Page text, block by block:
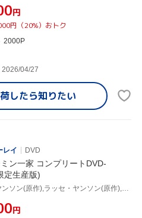
円
円（20%）おトク
2000P
2026/04/27
したら知りたい
レイ
DVD
ン一家 コンプリートDVD-
定生産版)
円